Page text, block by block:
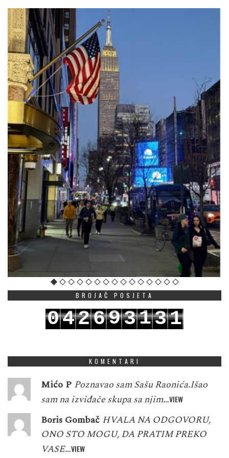
BROJAČ POSJETA
042693131
KOMENTARI
Mićo P Poznavao sam Sašu Raonića.Išao
sam na izviđače skupa sa njim…VIEW
Boris Gombač HVALA NA ODGOVORU,
ONO STO MOGU, DA PRATIM PREKO
VASE…VIEW